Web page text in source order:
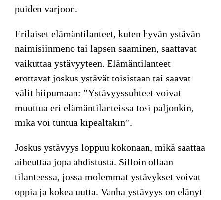
puiden varjoon.
Erilaiset elämäntilanteet, kuten hyvän ystävän
naimisiinmeno tai lapsen saaminen, saattavat
vaikuttaa ystävyyteen. Elämäntilanteet
erottavat joskus ystävät toisistaan tai saavat
välit hiipumaan: ”Ystävyyssuhteet voivat
muuttua eri elämäntilanteissa tosi paljonkin,
mikä voi tuntua kipeältäkin”.
Joskus ystävyys loppuu kokonaan, mikä saattaa
aiheuttaa jopa ahdistusta. Silloin ollaan
tilanteessa, jossa molemmat ystävykset voivat
oppia ja kokea uutta. Vanha ystävyys on elänyt